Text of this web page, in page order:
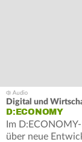
Digital und
D:ECONOMY
Im
über neue